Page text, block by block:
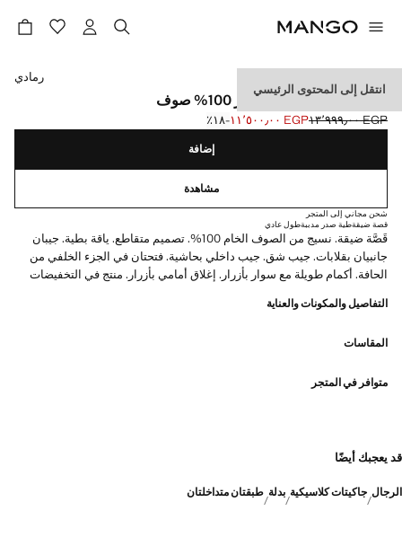
انتقل إلى المحتوى الرئيسي
سترة تورين مزدوجة الصدر 100% صوف
السعر الأول محذوف [EGP ١٣٬٩٩٩٫٠٠ ]
EGP ١٣٬٩٩٩٫٠٠
السعر الحالي [EGP ١١٬٥٠٠٫٠٠ ] EGP ١١٬٥٠٠٫٠٠ ؜-١٨٪؜
حدد اللون
رمادي
إضافة
مشاهدة
شحن مجاني إلى المتجر
قصة ضيقةطية صدر مدببةطول عادي
قَصَّة ضيقة. نسيج من الصوف الخام 100%. تصميم متقاطع. ياقة بطية. جيبان
جانبيان بقلابات. جيب شق. جيب داخلي بحاشية. فتحتان في الجزء الخلفي من
الحافة. أكمام طويلة مع سوار بأزرار. إغلاق أمامي بأزرار. منتج في التخفيضات
التفاصيل والمكونات والعناية
المقاسات
متوافر في المتجر
قد يعجبك أيضًا
الرجال جاكيتات كلاسيكية بدلة طبقتان متداخلتان